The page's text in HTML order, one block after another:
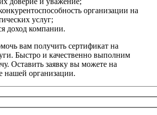
организации на
услуг;
доход компании.
вам получить сертификат на
Быстро и качественно выполним
Оставить заявку вы можете на
нашей организации.